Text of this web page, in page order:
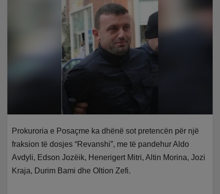
Prokuroria e Posaçme ka dhënë sot pretencën për një
fraksion të dosjes “Revanshi”, me të pandehur Aldo
Avdyli, Edson Jozëik, Henerigert Mitri, Altin Morina, Jozi
Kraja, Durim Bami dhe Oltion Zefi.